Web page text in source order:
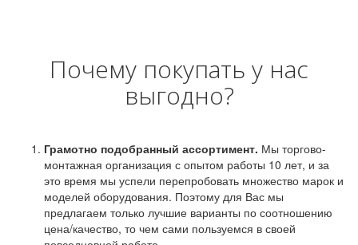
Почему покупать у нас
выгодно?
Грамотно подобранный ассортимент. Мы торгово-
монтажная организация с опытом работы 10 лет, и за
это время мы успели перепробовать множество марок и
моделей оборудования. Поэтому для Вас мы
предлагаем только лучшие варианты по соотношению
цена/качество, то чем сами пользуемся в своей